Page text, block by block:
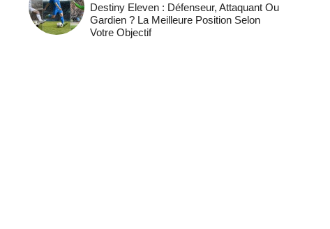
Destiny Eleven : Défenseur, Attaquant Ou
Gardien ? La Meilleure Position Selon
Votre Objectif